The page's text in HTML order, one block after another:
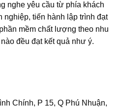
nghe yêu cầu từ phía khách
nghiệp, tiến hành lập trình đạt
mềm chất lượng theo nhu
đều đạt kết quả như ý.
Chính, P 15, Q Phú Nhuận,